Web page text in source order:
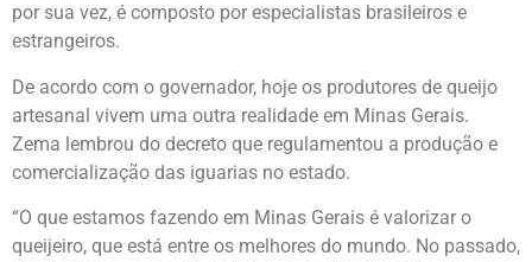
por sua vez, é composto por especialistas brasileiros e
estrangeiros.
De acordo com o governador, hoje os produtores de queijo
artesanal vivem uma outra realidade em Minas Gerais.
Zema lembrou do decreto que regulamentou a produção e
comercialização das iguarias no estado.
“O que estamos fazendo em Minas Gerais é valorizar o
queijeiro, que está entre os melhores do mundo. No passado,